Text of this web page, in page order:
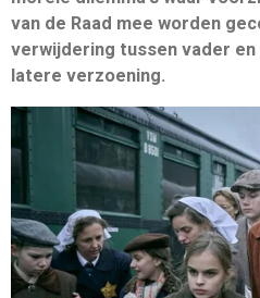
van de Raad mee worden
verwijdering tussen vader
latere verzoening.